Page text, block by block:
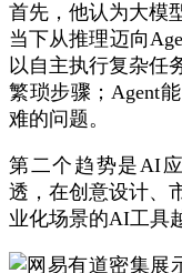
首先，他认为大模
当下从推理迈向
以自主执行复杂任
繁琐步骤；Agent
难的问题。
第二个趋势是AI
透，在创意设计、
业化场景的AI工具